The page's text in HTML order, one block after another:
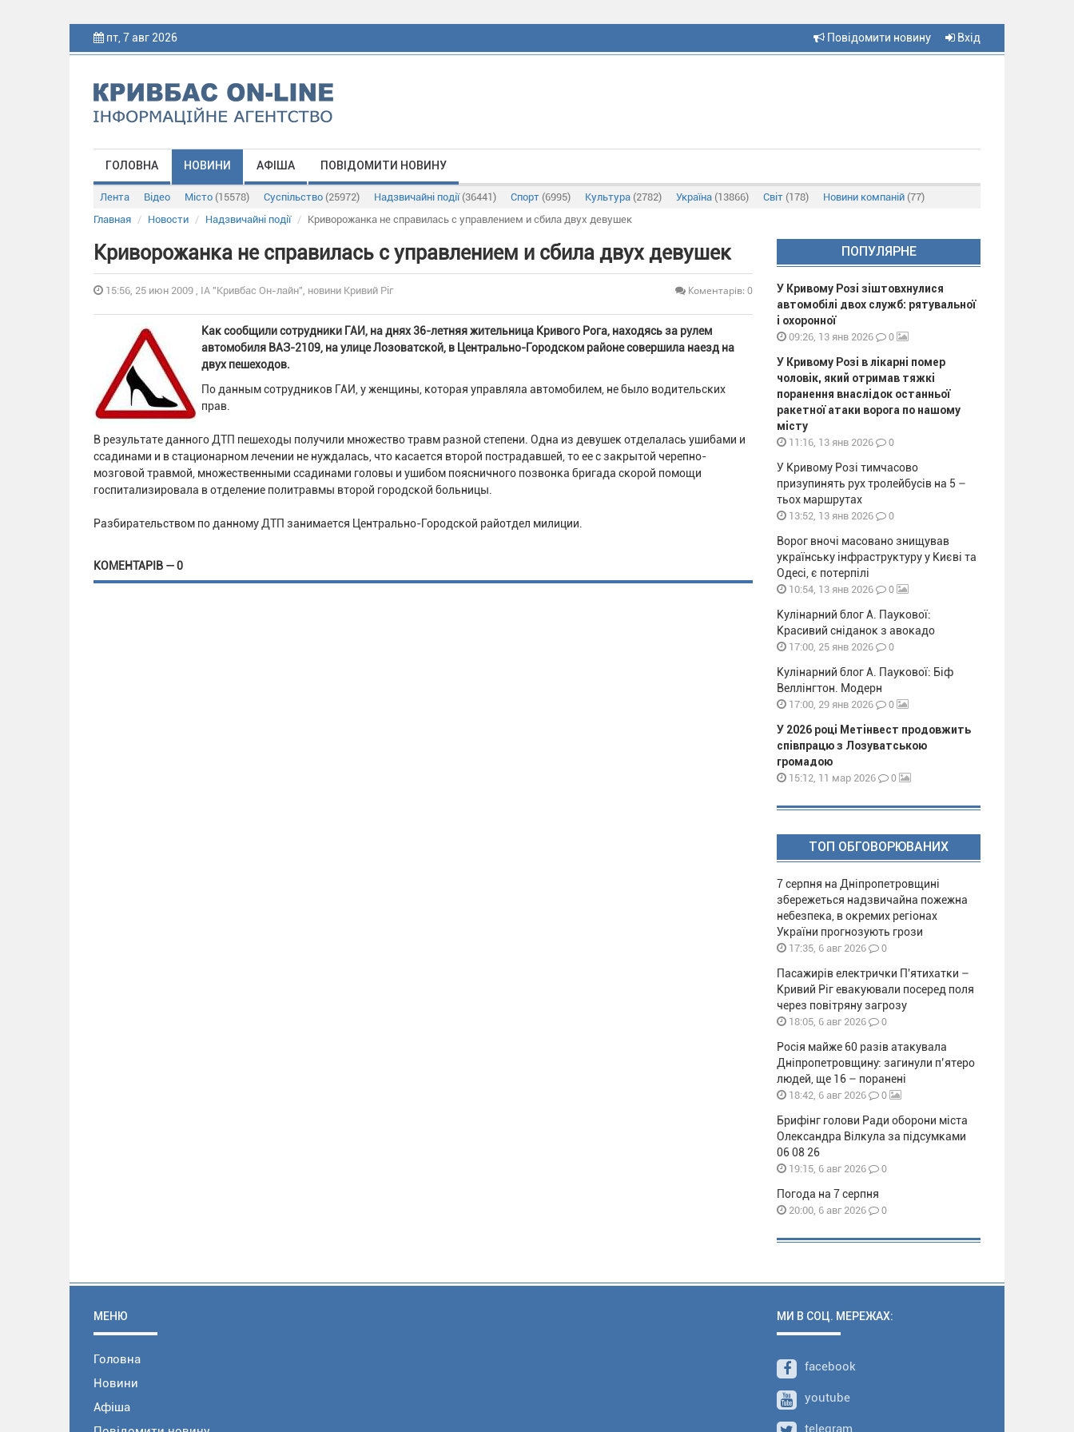
пт, 7 авг 2026 Повідомити новину Вхід
ГОЛОВНА НОВИНИ АФІША ПОВІДОМИТИ НОВИНУ
Лента Відео Місто (15578) Суспільство (25972) Надзвичайні події (36441) Спорт (6995) Культура (2782) Україна (13866) Світ (178) Новини компаній (77)
Главная
Новости Надзвичайні події Криворожанка не справилась с управлением и сбила двух девушек
Криворожанка не справилась с управлением и сбила двух девушек
15:56, 25 июн 2009 , ІА "Кривбас Он-лайн", новини Кривий Ріг Коментарів: 0
Как сообщили сотрудники ГАИ, на днях 36-летняя жительница Кривого Рога, находясь за рулем
автомобиля ВАЗ-2109, на улице Лозоватской, в Центрально-Городском районе совершила наезд на
двух пешеходов.
По данным сотрудников ГАИ, у женщины, которая управляла автомобилем, не было водительских
прав.
В результате данного ДТП пешеходы получили множество травм разной степени. Одна из девушек отделалась ушибами и
ссадинами и в стационарном лечении не нуждалась, что касается второй пострадавшей, то ее с закрытой черепно-
мозговой травмой, множественными ссадинами головы и ушибом поясничного позвонка бригада скорой помощи
госпитализировала в отделение политравмы второй городской больницы.
Разбирательством по данному ДТП занимается Центрально-Городской райотдел милиции.
КОМЕНТАРІВ — 0
ПОПУЛЯРНЕ
У Кривому Розі зіштовхнулися
автомобілі двох служб: рятувальної
і охоронної
09:26, 13 янв 2026 0
У Кривому Розі в лікарні помер
чоловік, який отримав тяжкі
поранення внаслідок останньої
ракетної атаки ворога по нашому
місту
11:16, 13 янв 2026 0
У Кривому Розі тимчасово
призупинять рух тролейбусів на 5 –
тьох маршрутах
13:52, 13 янв 2026 0
Ворог вночі масовано знищував
українську інфраструктуру у Києві та
Одесі, є потерпілі
10:54, 13 янв 2026 0
Кулінарний блог А. Паукової:
Красивий сніданок з авокадо
17:00, 25 янв 2026 0
Кулінарний блог А. Паукової: Біф
Веллінгтон. Модерн
17:00, 29 янв 2026 0
У 2026 році Метінвест продовжить
співпрацю з Лозуватською
громадою
15:12, 11 мар 2026 0
ТОП ОБГОВОРЮВАНИХ
7 серпня на Дніпропетровщині
збережеться надзвичайна пожежна
небезпека, в окремих регіонах
України прогнозують грози
17:35, 6 авг 2026 0
Пасажирів електрички П'ятихатки –
Кривий Ріг евакуювали посеред поля
через повітряну загрозу
18:05, 6 авг 2026 0
Росія майже 60 разів атакувала
Дніпропетровщину: загинули п’ятеро
людей, ще 16 – поранені
18:42, 6 авг 2026 0
Брифінг голови Ради оборони міста
Олександра Вілкула за підсумками
06 08 26
19:15, 6 авг 2026 0
Погода на 7 серпня
20:00, 6 авг 2026 0
МЕНЮ
Головна
Новини
Афіша
МИ В СОЦ. МЕРЕЖАХ:
facebook
youtube
telegram